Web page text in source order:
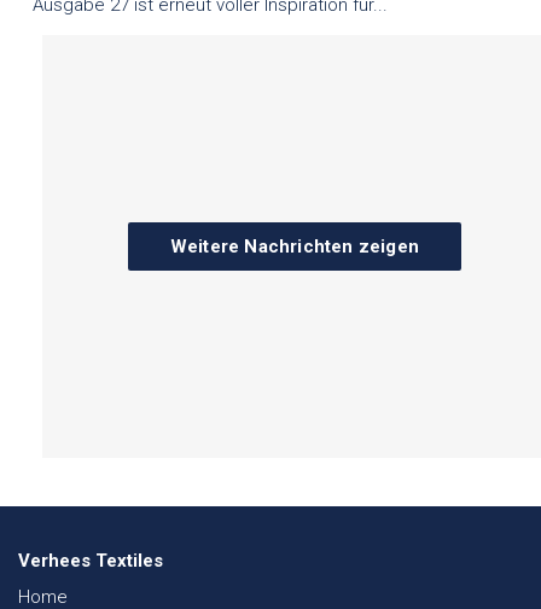
Ausgabe 27 ist erneut voller Inspiration für...
Weitere Nachrichten zeigen
Verhees Textiles
Home